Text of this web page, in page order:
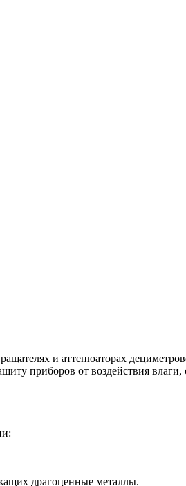
и аттенюаторах
приборов от воздействия
драгоценные металлы.